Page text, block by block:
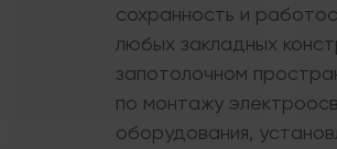
сохранность и
любых закладных
запотолочном
по монтажу
оборудования,